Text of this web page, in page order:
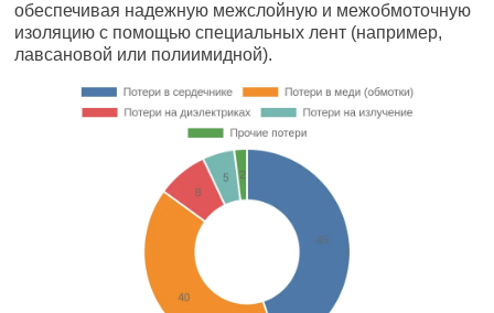
обеспечивая надежную межслойную и межобмоточную
изоляцию с помощью специальных лент (например,
лавсановой или полиимидной).